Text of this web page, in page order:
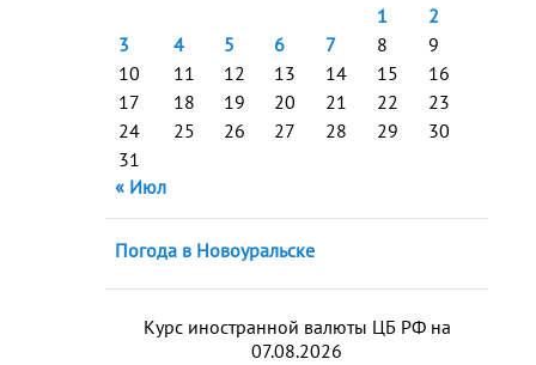
1
2
3
4 5 6 7 8
9
10
11 12 13 14 15
16
17
18 19 20 21 22
23
24
25 26 27 28 29
30
31
« Июл
Погода в Новоуральске
Курс иностранной валюты ЦБ РФ на
07.08.2026